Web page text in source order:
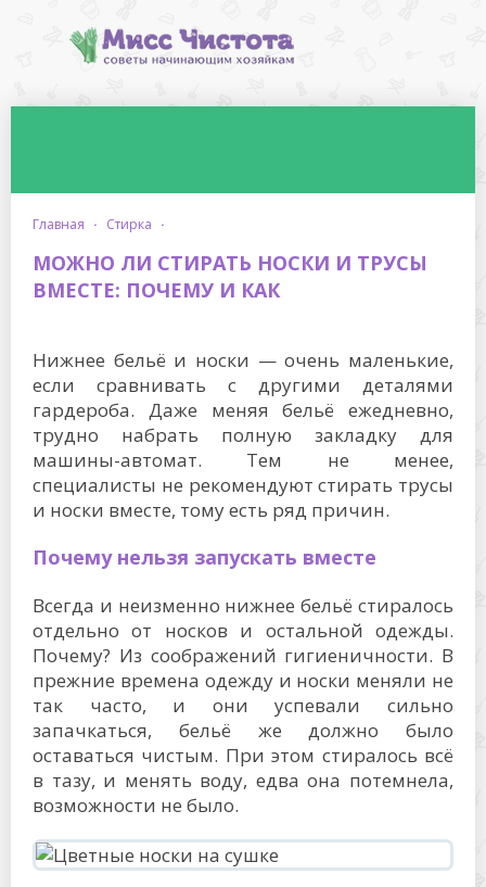
главная · стирка ·
МОЖНО ЛИ СТИРАТЬ НОСКИ И ТРУСЫ
ВМЕСТЕ: ПОЧЕМУ И КАК
Нижнее бельё и носки — очень маленькие,
если сравнивать с другими деталями
гардероба. Даже меняя бельё ежедневно,
трудно набрать полную закладку для
машины-автомат. Тем не менее,
специалисты не рекомендуют стирать трусы
и носки вместе, тому есть ряд причин.
Почему нельзя запускать вместе
Всегда и неизменно нижнее бельё стиралось
отдельно от носков и остальной одежды.
Почему? Из соображений гигиеничности. В
прежние времена одежду и носки меняли не
так часто, и они успевали сильно
запачкаться, бельё же должно было
оставаться чистым. При этом стиралось всё
в тазу, и менять воду, едва она потемнела,
возможности не было.